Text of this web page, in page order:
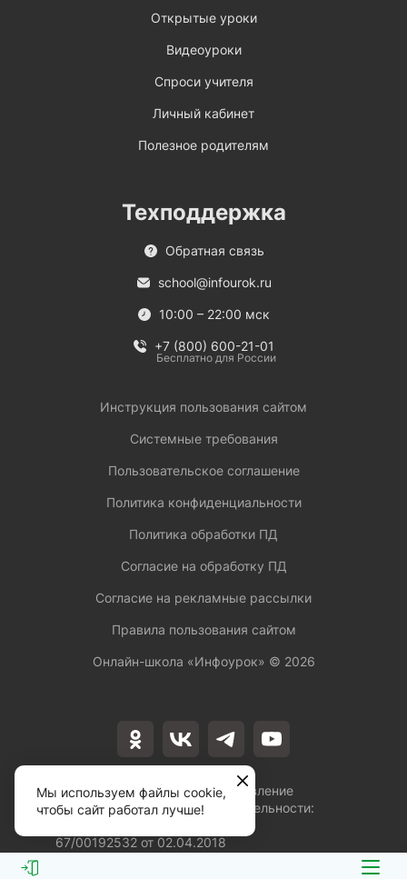
Лицензия на осуществление
образовательной деятельности:
67/00192532 от 02.04.2018
Открытые уроки
Видеоуроки
Спроси учителя
Личный кабинет
Полезное родителям
Техподдержка
Обратная связь
school@infourok.ru
10:00 – 22:00 мск
+7 (800) 600-21-01
Бесплатно для России
Инструкция пользования сайтом
Системные требования
Пользовательское соглашение
Политика конфиденциальности
Политика обработки ПД
Согласие на обработку ПД
Согласие на рекламные рассылки
Правила пользования сайтом
Онлайн-школа «Инфоурок» © 2026
Мы используем файлы cookie,
чтобы сайт работал лучше!